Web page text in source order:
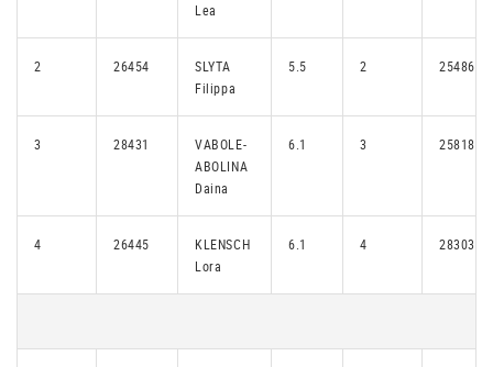
Lea
2 26454
SLYTA
Filippa
5.5 2 25486
3 28431
VABOLE-
ABOLINA
Daina
6.1 3 25818
4 26445
KLENSCH
Lora
6.1 4 28303